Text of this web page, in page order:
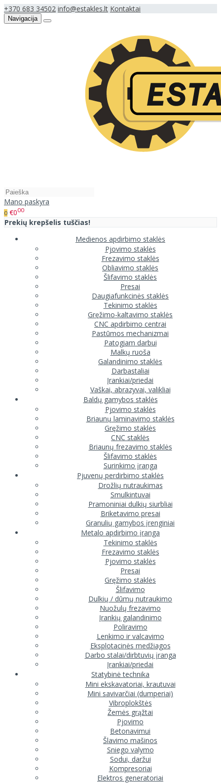
+370 683 34502 info@estakles.lt Kontaktai
Navigacija
Mano paskyra
0 €000
Prekių krepšelis tuščias!
Medienos apdirbimo staklės
Pjovimo staklės
Frezavimo staklės
Obliavimo staklės
Šlifavimo staklės
Presai
Daugiafunkcinės staklės
Tekinimo staklės
Gręžimo-kaltavimo staklės
CNC apdirbimo centrai
Pastūmos mechanizmai
Patogiam darbui
Malkų ruoša
Galandinimo staklės
Darbastaliai
Įrankiai/priedai
Vaškai, abrazyvai, valikliai
Baldų gamybos staklės
Pjovimo staklės
Briaunų laminavimo staklės
Gręžimo staklės
CNC staklės
Briaunų frezavimo staklės
Šlifavimo staklės
Surinkimo įranga
Pjuvenų perdirbimo staklės
Drožlių nutraukimas
Smulkintuvai
Pramoniniai dulkių siurbliai
Briketavimo presai
Granulių gamybos įrenginiai
Metalo apdirbimo įranga
Tekinimo staklės
Frezavimo staklės
Pjovimo staklės
Presai
Gręžimo staklės
Šlifavimo
Dulkių / dūmų nutraukimo
Nuožulų frezavimo
Įrankių galandinimo
Poliravimo
Lenkimo ir valcavimo
Eksplotacinės medžiagos
Darbo stalai/dirbtuvių įranga
Įrankiai/priedai
Statybinė technika
Mini ekskavatoriai, krautuvai
Mini savivarčiai (dumperiai)
Vibroplokštės
Žemės grąžtai
Pjovimo
Betonavimui
Šlavimo mašinos
Sniego valymo
Sodui, daržui
Kompresoriai
Elektros generatoriai